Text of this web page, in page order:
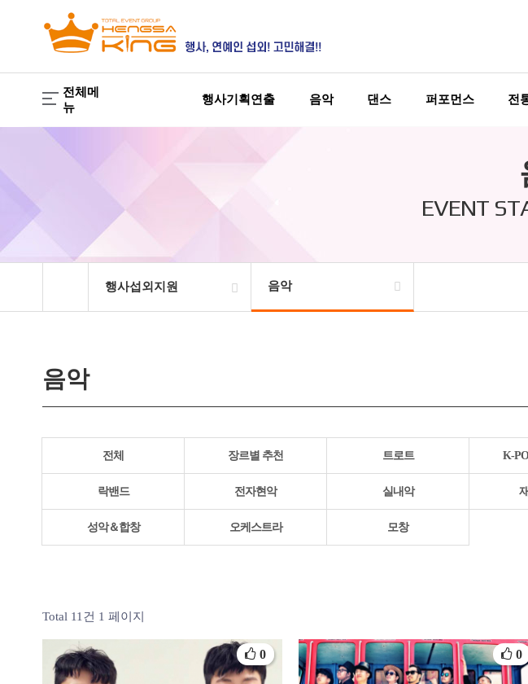
전체메
뉴
행사기획연출 음악 댄스 퍼포먼스 전
EVENT
행사섭외지원 음악
음악
전체 장르별 추천 트로트 K-
락밴드 전자현악 실내악
성악＆합창 오케스트라 모창
Total 11건 1 페이지
0 0